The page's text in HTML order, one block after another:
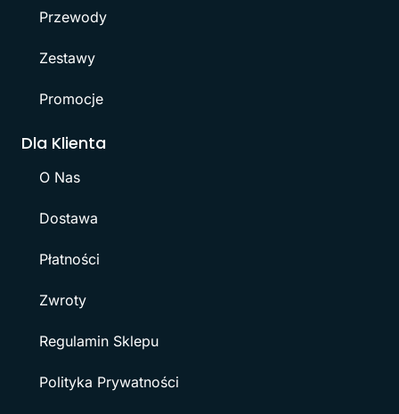
Przewody
Zestawy
Promocje
Dla Klienta
O Nas
Dostawa
Płatności
Zwroty
Regulamin Sklepu
Polityka Prywatności